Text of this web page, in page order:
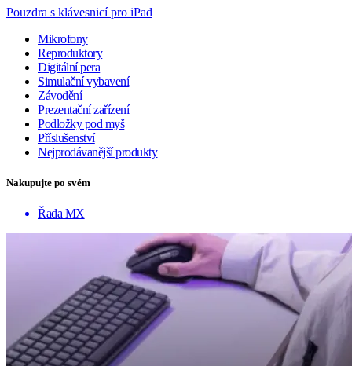
Pouzdra s klávesnicí pro iPad
Mikrofony
Reproduktory
Digitální pera
Simulační vybavení
Závodění
Prezentační zařízení
Podložky pod myš
Příslušenství
Nejprodávanější produkty
Nakupujte po svém
Řada MX